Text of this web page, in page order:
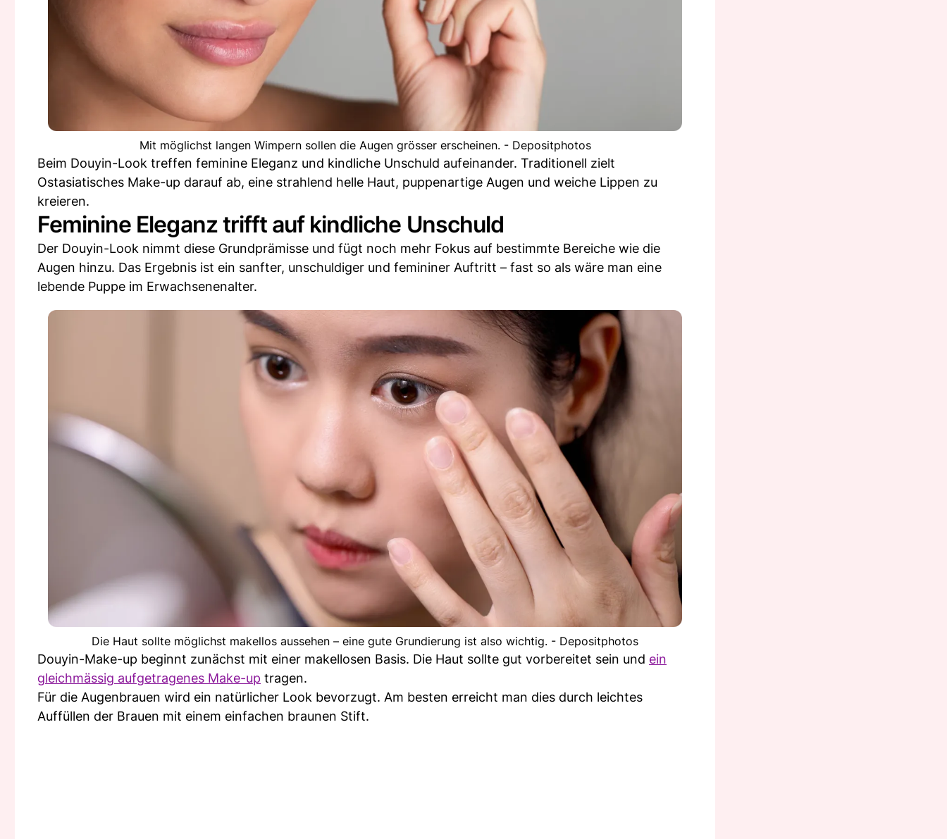
Mit möglichst langen Wimpern sollen die Augen grösser erscheinen. - Depositphotos
Beim Douyin-Look treffen feminine Eleganz und kindliche Unschuld aufeinander. Traditionell zielt
Ostasiatisches Make-up darauf ab, eine strahlend helle Haut, puppenartige Augen und weiche Lippen zu
kreieren.
Feminine Eleganz trifft auf kindliche Unschuld
Der Douyin-Look nimmt diese Grundprämisse und fügt noch mehr Fokus auf bestimmte Bereiche wie die
Augen hinzu. Das Ergebnis ist ein sanfter, unschuldiger und femininer Auftritt – fast so als wäre man eine
lebende Puppe im Erwachsenenalter.
Die Haut sollte möglichst makellos aussehen – eine gute Grundierung ist also wichtig. - Depositphotos
Douyin-Make-up beginnt zunächst mit einer makellosen Basis. Die Haut sollte gut vorbereitet sein und ein
gleichmässig aufgetragenes Make-up tragen.
Für die Augenbrauen wird ein natürlicher Look bevorzugt. Am besten erreicht man dies durch leichtes
Auffüllen der Brauen mit einem einfachen braunen Stift.